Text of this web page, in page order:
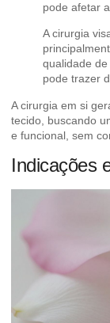
pode afetar
A cirurgia
qualidade
pode trazer
A cirurgia em si
tecido, buscando
e funcional, sem
Indicações